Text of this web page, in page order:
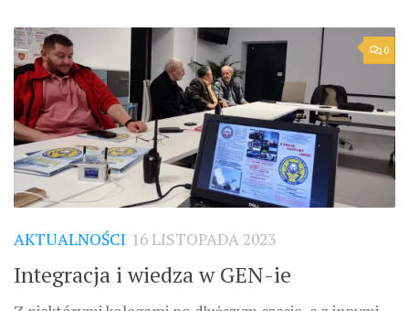
0
AKTUALNOŚCI 16 LISTOPADA 2023
Integracja i wiedza w GEN-ie